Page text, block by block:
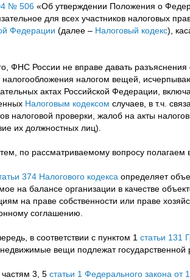
№ 506 «Об утверждении Положения о
для всех участников налоговых
Федерации (далее – Налоговый кодекс),
ФНС России не вправе давать
налогом вещей,
актах Российской Федерации,
Налоговым кодексом случаев, в т.ч.
налоговой проверки, жалоб на акты
их должностных лиц).
по рассматриваемому вопросу
374 Налогового кодекса определяет
на балансе организации в качестве
на праве собственности или праве
соглашению.
в соответствии с пунктом 1 статьи 131
вещи подлежат государственной
3, 5 статьи 1 Федерального закона